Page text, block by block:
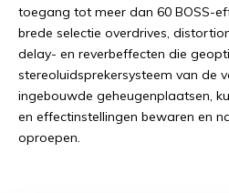
toegang tot meer dan 60 BOSS-
brede selectie overdrives,
delay- en reverbeffecten die
stereoluidsprekersysteem van de
ingebouwde geheugenplaatsen,
en effectinstellingen bewaren en
oproepen.